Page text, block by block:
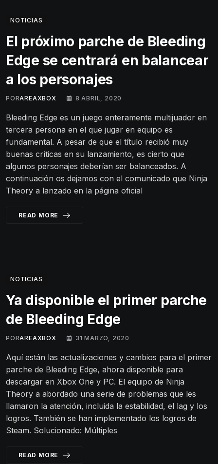
NOTICIAS
El próximo parche de Bleeding
Edge se centrará en balancear
a los personajes
PORAREAXBOX 8 ABRIL, 2020
Bleeding Edge es un juego enteramente multijuador en
tercera persona en el que jugar en equipo es
fundamental. A pesar de que el título recibió muy
buenas críticas en su lanzamiento, es cierto que
algunos personajes deberían ser balanceados. A
continuación os dejamos con el comunicado que Ninja
Theory a lanzado en la página oficial
READ MORE
NOTICIAS
Ya disponible el primer parche
de Bleeding Edge
PORAREAXBOX 31 MARZO, 2020
Aquí están las actualizaciones y cambios para el primer
parche de Bleeding Edge, ahora disponible para
descargar en Xbox One y PC. El equipo de Ninja
Theory a abordado una serie de problemas que les
llamaron la atención, incluida la estabilidad, el lag y los
logros. También se han implementado los logros de
Steam. Solucionado: Múltiples
READ MORE